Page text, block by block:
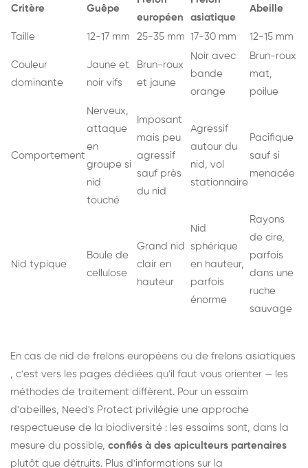
Critère Guêpe
européen
asiatique
Abeille
Taille 12-17 mm 25-35 mm 17-30 mm 12-15 mm
Couleur
dominante
Jaune et
noir vifs
Brun-roux
et jaune
Noir avec
bande
orange
Brun-roux
mat,
poilue
Comportement
Nerveux,
attaque
en
groupe si
nid
touché
Imposant
mais peu
agressif
sauf près
du nid
Agressif
autour du
nid, vol
stationnaire
Pacifique
sauf si
menacée
Nid typique
Boule de
cellulose
Grand nid
clair en
hauteur
Nid
sphérique
en hauteur,
parfois
énorme
Rayons
de cire,
parfois
dans une
ruche
sauvage
En cas de nid de frelons européens ou de frelons asiatiques
, c'est vers les pages dédiées qu'il faut vous orienter — les
méthodes de traitement diffèrent. Pour un essaim
d'abeilles, Need's Protect privilégie une approche
respectueuse de la biodiversité : les essaims sont, dans la
mesure du possible, confiés à des apiculteurs partenaires
plutôt que détruits. Plus d'informations sur la